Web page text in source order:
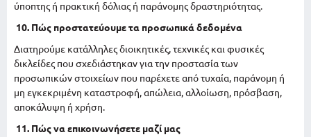
ύποπτης ή πρακτική δόλιας ή παράνομης δραστηριότητας.
10. Πώς προστατεύουμε τα προσωπικά δεδομένα
Διατηρούμε κατάλληλες διοικητικές, τεχνικές και φυσικές
δικλείδες που σχεδιάστηκαν για την προστασία των
προσωπικών στοιχείων που παρέχετε από τυχαία, παράνομη ή
μη εγκεκριμένη καταστροφή, απώλεια, αλλοίωση, πρόσβαση,
αποκάλυψη ή χρήση.
11. Πώς να επικοινωνήσετε μαζί μας